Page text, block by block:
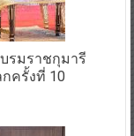
รมราชกุมารี
ครั้งที่ 10